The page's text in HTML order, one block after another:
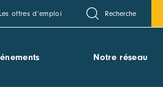
Les offres d’emploi Recherche
Notre réseau